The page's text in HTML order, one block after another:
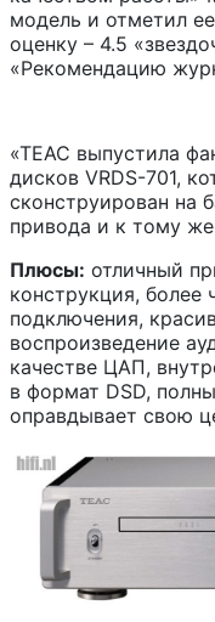
модель и отметил
оценку – 4.5
«Рекомендацию
«TEAC выпустила
дисков VRDS-701,
сконструирован на
привода и к тому же
Плюсы: отличный
конструкция,
подключения,
воспроизведение
качестве ЦАП,
в формат DSD,
оправдывает свою